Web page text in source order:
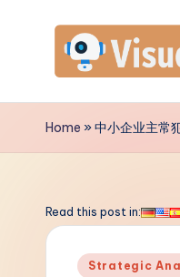
contentV
is
a
Home »中小企业主常
Read this post in:
Posted
Strategic